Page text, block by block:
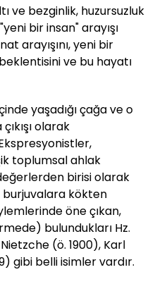
ve bezginlik, huzursuzluk
bir insan" arayışı
arayışını, yeni bir
ve bu hayatı
yaşadığı çağa ve o
olarak
toplumsal ahlak
birisi olarak
burjuvalara kökten
öne çıkan,
bulundukları Hz.
(ö. 1900), Karl
gibi belli isimler vardır.